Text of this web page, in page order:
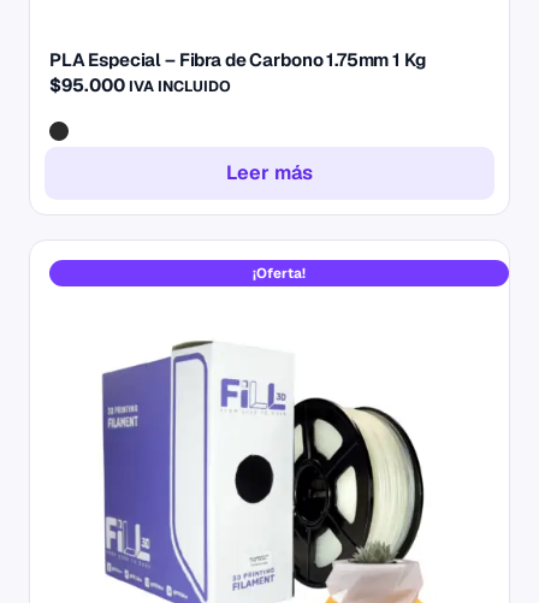
PLA Especial – Fibra de Carbono 1.75mm 1 Kg
$95.000 IVA INCLUIDO
Leer más
¡Oferta!
Este
opciones